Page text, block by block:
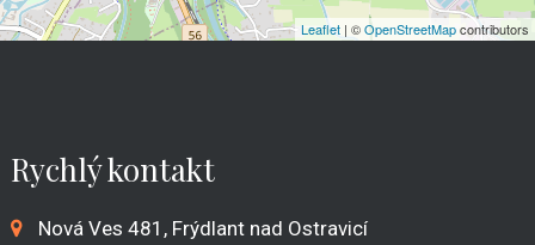
Leaflet | ©OpenStreetMapcontributors
Rychlý kontakt
Nová Ves 481, Frýdlant nad Ostravicí